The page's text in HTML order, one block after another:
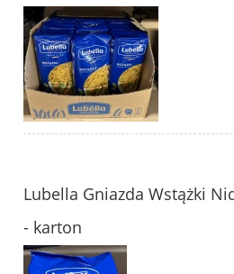
Lubella Gniazda Wstążki
- karton